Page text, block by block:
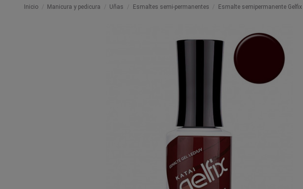
Inicio Manicura y pedicura Uñas Esmaltes semi-permanentes Esmalte semipermanente Gelfix